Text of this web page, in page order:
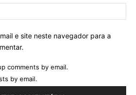
e site neste navegador para a
comments by email.
by email.